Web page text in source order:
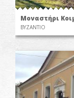
Μοναστήρι
ΒΥΖΑΝΤΙΟ